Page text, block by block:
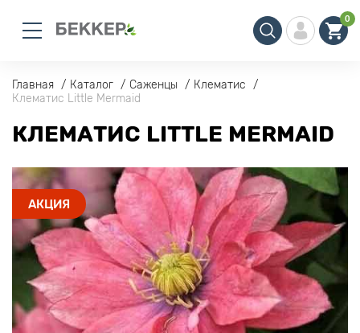
0
Главная Каталог Саженцы
Клематис
Клематис Little Mermaid
КЛЕМАТИС LITTLE MERMAID
АКЦИЯ